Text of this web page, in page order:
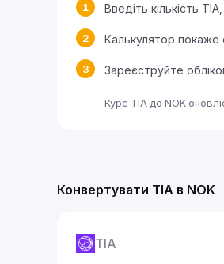
1 Введіть кількість
2 Калькулятор покаже
3 Зареєструйте
Курс TIA до NOK
Конвертувати TIA в NOK
TIA